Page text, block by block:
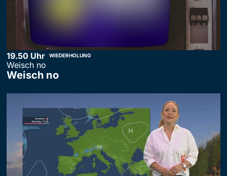
19.50 Uhr WIEDERHOLUNG
Weisch no
Weisch no